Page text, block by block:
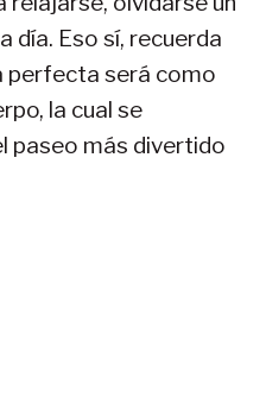
día. Eso sí, recuerda
perfecta será como
la cual se
paseo más divertido